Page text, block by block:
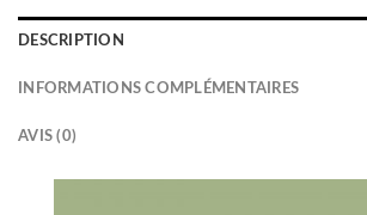
DESCRIPTION
INFORMATIONS COMPLÉMENTAIRES
AVIS (0)